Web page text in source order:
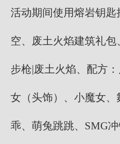
活动期间使用熔岩钥
空、废土火焰建筑礼
步枪|废土火焰、配方
女（头饰）、小魔女
乖、萌兔跳跳、SMG